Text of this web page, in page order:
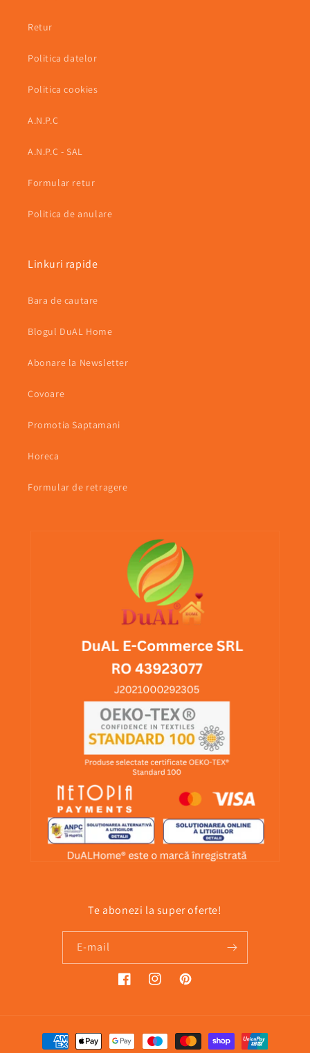
Retur
Politica datelor
Politica cookies
A.N.P.C
A.N.P.C - SAL
Formular retur
Politica de anulare
Linkuri rapide
Bara de cautare
Blogul DuAL Home
Abonare la Newsletter
Covoare
Promotia Saptamani
Horeca
Formular de retragere
Te abonezi la super oferte!
E-mail
FacebookInstagramPinterest
Metode